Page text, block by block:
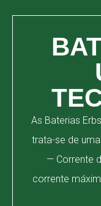
As Baterias
trata-se de
— Corrente
corrente